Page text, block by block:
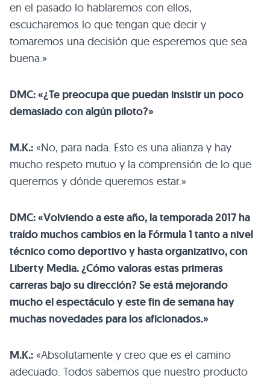
en el pasado lo hablaremos con ellos,
escucharemos lo que tengan que decir y
tomaremos una decisión que esperemos que sea
buena.»
DMC: «¿Te preocupa que puedan insistir un poco
demasiado con algún piloto?»
M.K.: «No, para nada. Esto es una alianza y hay
mucho respeto mutuo y la comprensión de lo que
queremos y dónde queremos estar.»
DMC: «Volviendo a este año, la temporada 2017 ha
traído muchos cambios en la Fórmula 1 tanto a nivel
técnico como deportivo y hasta organizativo, con
Liberty Media. ¿Cómo valoras estas primeras
carreras bajo su dirección? Se está mejorando
mucho el espectáculo y este fin de semana hay
muchas novedades para los aficionados.»
M.K.: «Absolutamente y creo que es el camino
adecuado. Todos sabemos que nuestro producto